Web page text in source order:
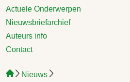
Actuele Onderwerpen
Nieuwsbriefarchief
Auteurs info
Contact
Nieuws